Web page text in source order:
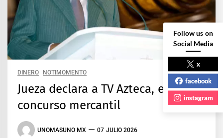
DINERO NOTIMOMENTO
Jueza declara a TV Azteca, en
concurso mercantil
UNOMASUNO MX 07 JULIO 2026
Follow us on
Social Media
x
facebook
instagram